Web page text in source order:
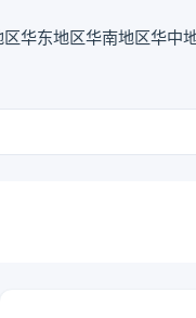
区华东地区华南地区华中